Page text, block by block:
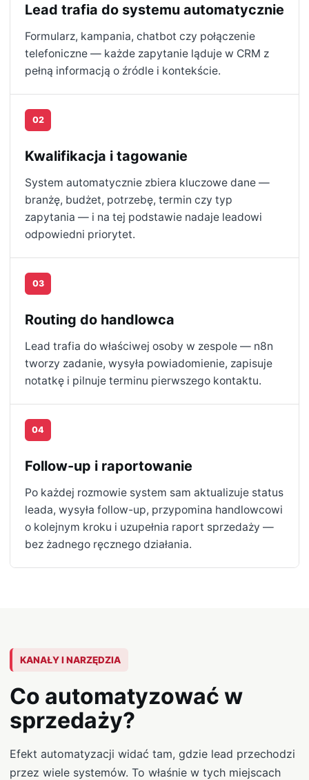
Lead trafia do systemu automatycznie
Formularz, kampania, chatbot czy połączenie
telefoniczne — każde zapytanie ląduje w CRM z
pełną informacją o źródle i kontekście.
02
Kwalifikacja i tagowanie
System automatycznie zbiera kluczowe dane —
branżę, budżet, potrzebę, termin czy typ
zapytania — i na tej podstawie nadaje leadowi
odpowiedni priorytet.
03
Routing do handlowca
Lead trafia do właściwej osoby w zespole — n8n
tworzy zadanie, wysyła powiadomienie, zapisuje
notatkę i pilnuje terminu pierwszego kontaktu.
04
Follow-up i raportowanie
Po każdej rozmowie system sam aktualizuje status
leada, wysyła follow-up, przypomina handlowcowi
o kolejnym kroku i uzupełnia raport sprzedaży —
bez żadnego ręcznego działania.
KANAŁY I NARZĘDZIA
Co automatyzować w
sprzedaży?
Efekt automatyzacji widać tam, gdzie lead przechodzi
przez wiele systemów. To właśnie w tych miejscach